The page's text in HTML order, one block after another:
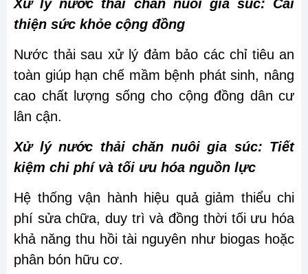
Xử lý nước thải chăn nuôi gia súc: Cải
thiện sức khỏe cộng đồng
Nước thải sau xử lý đảm bảo các chỉ tiêu an
toàn giúp hạn chế mầm bệnh phát sinh, nâng
cao chất lượng sống cho cộng đồng dân cư
lân cận.
Xử lý nước thải chăn nuôi gia súc: Tiết
kiệm chi phí và tối ưu hóa nguồn lực
Hệ thống vận hành hiệu quả giảm thiểu chi
phí sửa chữa, duy trì và đồng thời tối ưu hóa
khả năng thu hồi tài nguyên như biogas hoặc
phân bón hữu cơ.